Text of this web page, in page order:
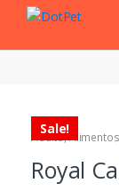
navigation
content
Sale!
Adulto,Alimentos
Royal